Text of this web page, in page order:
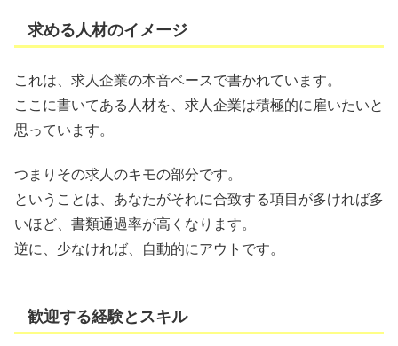
求める人材のイメージ
これは、求人企業の本音ベースで書かれています。
ここに書いてある人材を、求人企業は積極的に雇いたいと
思っています。
つまりその求人のキモの部分です。
ということは、あなたがそれに合致する項目が多ければ多
いほど、書類通過率が高くなります。
逆に、少なければ、自動的にアウトです。
歓迎する経験とスキル